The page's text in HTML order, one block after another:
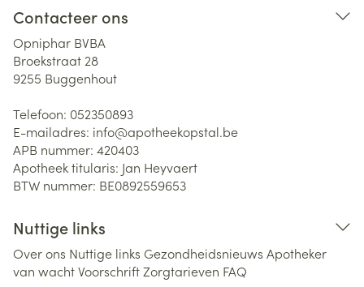
Contacteer ons
Opniphar BVBA
Broekstraat 28
9255 Buggenhout
Telefoon: 052350893
E-mailadres: info@apotheekopstal.be
APB nummer: 420403
Apotheek titularis: Jan Heyvaert
BTW nummer: BE0892559653
Nuttige links
Over ons Nuttige links Gezondheidsnieuws Apotheker
van wachtVoorschriftZorgtarieven FAQ